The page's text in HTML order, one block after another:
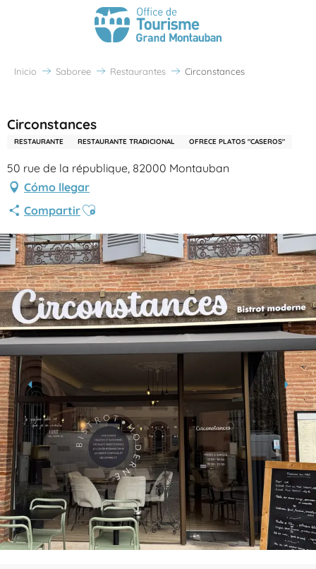
Inicio Saboree Restaurantes Circonstances
Circonstances
RESTAURANTE RESTAURANTE TRADICIONAL OFRECE PLATOS "CASEROS"
50 rue de la république, 82000 Montauban
Cómo llegar
CompartirAjouter aux favoris